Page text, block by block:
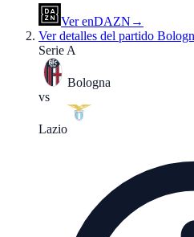
Ver enDAZN →
Ver detalles del partido
Serie A
Bologna
vs
Lazio